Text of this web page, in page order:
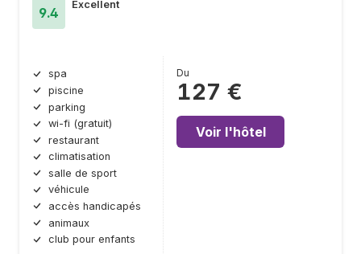
9.4
Excellent
spa
piscine
parking
wi-fi (gratuit)
restaurant
climatisation
salle de sport
véhicule
accès handicapés
animaux
club pour enfants
Du
127 €
Voir l'hôtel